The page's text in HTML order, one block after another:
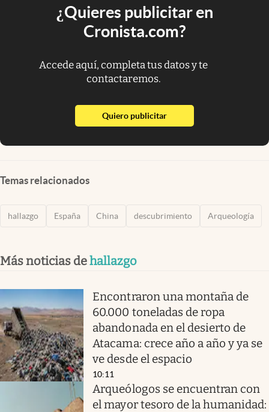
¿Quieres publicitar en
Cronista.com?
Accede aquí, completa tus datos y te
contactaremos.
Quiero publicitarabre en nueva pestaña
Temas relacionados
hallazgo España China descubrimiento Arqueología
Más noticias dehallazgo
Encontraron una montaña de
60.000 toneladas de ropa
abandonada en el desierto de
Atacama: crece año a año y ya se
ve desde el espacio
10:11
Arqueólogos se encuentran con
el mayor tesoro de la humanidad: